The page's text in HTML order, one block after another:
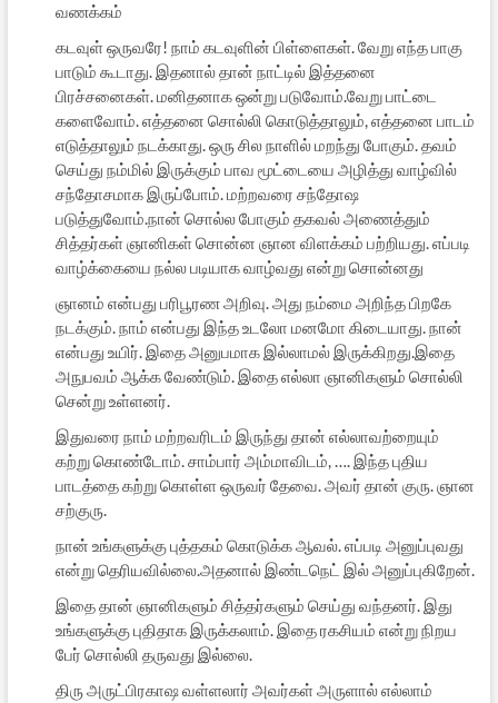
வணக்கம்
கடவுள் ஒருவரே! நாம் கடவுளின் பிள்ளைகள். வேறு எந்த பாகு
பாடும் கூடாது. இதனால் தான் நாட்டில் இத்தனை
பிரச்சனைகள். மனிதனாக ஒன்று படுவோம்.வேறு பாட்டை
களைவோம். எத்தனை சொல்லி கொடுத்தாலும், எத்தனை பாடம்
எடுத்தாலும் நடக்காது. ஒரு சில நாளில் மறந்து போகும். தவம்
செய்து நம்மில் இருக்கும் பாவ மூட்டையை அழித்து வாழ்வில்
சந்தோசமாக இருப்போம். மற்றவரை சந்தோஷ
படுத்துவோம்.நான் சொல்ல போகும் தகவல் அணைத்தும்
சித்தர்கள் ஞானிகள் சொன்ன ஞான விளக்கம் பற்றியது. எப்படி
வாழ்க்கையை நல்ல படியாக வாழ்வது என்று சொன்னது
ஞானம் என்பது பரிபூரண அறிவு. அது நம்மை அறிந்த பிறகே
நடக்கும். நாம் என்பது இந்த உடலோ மனமோ கிடையாது. நான்
என்பது உயிர். இதை அனுபமாக இல்லாமல் இருக்கிறது.இதை
அநுபவம் ஆக்க வேண்டும். இதை எல்லா ஞானிகளும் சொல்லி
சென்று உள்ளனர்.
இதுவரை நாம் மற்றவரிடம் இருந்து தான் எல்லாவற்றையும்
கற்று கொண்டோம். சாம்பார் அம்மாவிடம், …. இந்த புதிய
பாடத்தை கற்று கொள்ள ஒருவர் தேவை. அவர் தான் குரு. ஞான
சற்குரு.
நான் உங்களுக்கு புத்தகம் கொடுக்க ஆவல். எப்படி அனுப்புவது
என்று தெரியவில்லை.அதனால் இண்டநெட் இல் அனுப்புகிறேன்.
இதை தான் ஞானிகளும் சித்தர்களும் செய்து வந்தனர். இது
உங்களுக்கு புதிதாக இருக்கலாம். இதை ரகசியம் என்று நிறய
பேர் சொல்லி தருவது இல்லை.
திரு அருட்பிரகாஷ வள்ளலார் அவர்கள் அருளால் எல்லாம்